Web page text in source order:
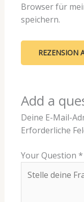
Browser für
speichern.
Add a
Deine E-Mail-
Erforderliche
Your Question *